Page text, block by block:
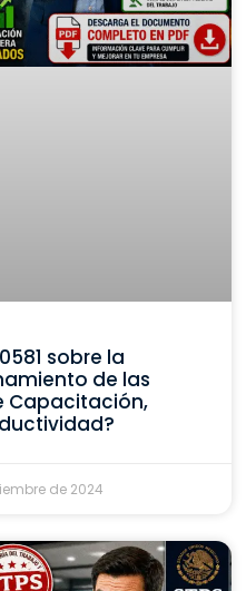
sobre la
de las
Capacitación,
de 2024